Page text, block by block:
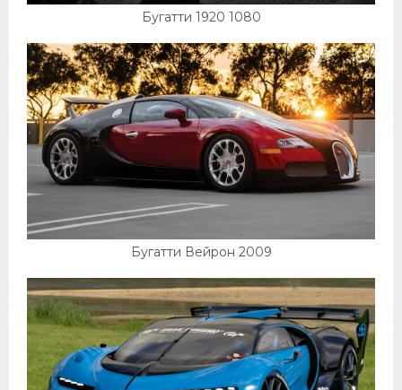
Бугатти 1920 1080
Бугатти Вейрон 2009